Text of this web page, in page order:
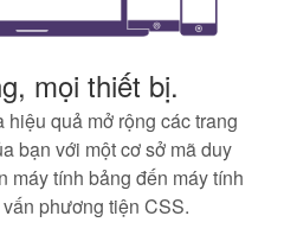
mọi thiết bị.
hiệu quả mở rộng các trang
bạn với một cơ sở mã duy
máy tính bảng đến máy tính
phương tiện CSS.